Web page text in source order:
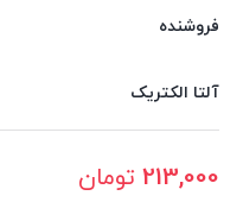
فروشنده
آلتا الکتریک
213,000 تومان